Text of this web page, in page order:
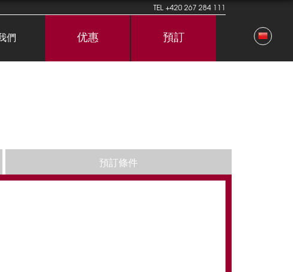
TEL+420 267 284 111
們 优惠 預訂
預訂條件